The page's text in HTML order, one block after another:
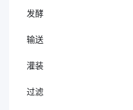
发酵
输送
灌装
过滤